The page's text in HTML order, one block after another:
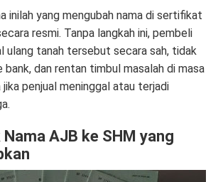
inilah yang mengubah nama di sertifikat
resmi. Tanpa langkah ini, pembeli
ulang tanah tersebut secara sah, tidak
bank, dan rentan timbul masalah di masa
penjual meninggal atau terjadi
AJB ke SHM yang